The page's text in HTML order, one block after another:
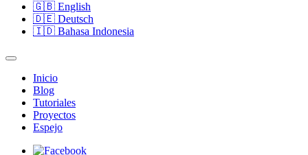
🇬🇧 English
🇩🇪 Deutsch
🇮🇩 Bahasa Indonesia
Inicio
Blog
Tutoriales
Proyectos
Espejo